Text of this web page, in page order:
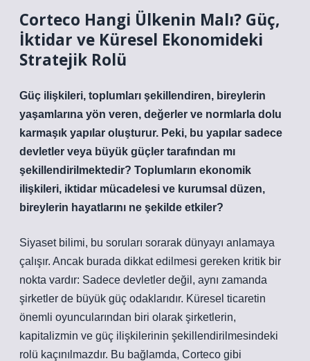
Corteco Hangi Ülkenin Malı? Güç,
İktidar ve Küresel Ekonomideki
Stratejik Rolü
Güç ilişkileri, toplumları şekillendiren, bireylerin
yaşamlarına yön veren, değerler ve normlarla dolu
karmaşık yapılar oluşturur. Peki, bu yapılar sadece
devletler veya büyük güçler tarafından mı
şekillendirilmektedir? Toplumların ekonomik
ilişkileri, iktidar mücadelesi ve kurumsal düzen,
bireylerin hayatlarını ne şekilde etkiler?
Siyaset bilimi, bu soruları sorarak dünyayı anlamaya
çalışır. Ancak burada dikkat edilmesi gereken kritik bir
nokta vardır: Sadece devletler değil, aynı zamanda
şirketler de büyük güç odaklarıdır. Küresel ticaretin
önemli oyuncularından biri olarak şirketlerin,
kapitalizmin ve güç ilişkilerinin şekillendirilmesindeki
rolü kaçınılmazdır. Bu bağlamda, Corteco gibi